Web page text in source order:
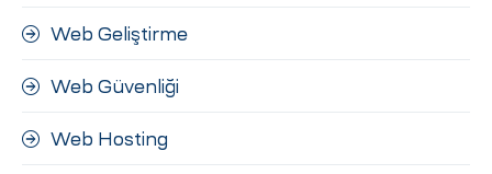
Web Geliştirme
Web Güvenliği
Web Hosting